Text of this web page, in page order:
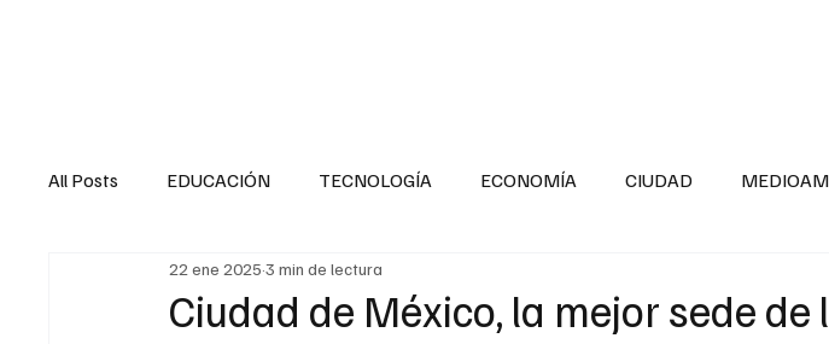
All Posts EDUCACIÓN TECNOLOGÍA ECONOMÍA CIUDAD
SALUD EN EL SECTOR PÚBLICO
Ciudad de México, la mejor sede de
22 ene 2025 3 min de lectura